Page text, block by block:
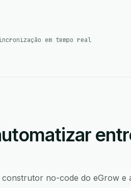
em tempo real
no-code do eGrow e